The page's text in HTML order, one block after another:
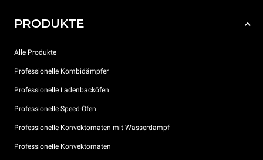
PRODUKTE
Alle Produkte
Professionelle Kombidämpfer
Professionelle Ladenbacköfen
Professionelle Speed-Öfen
Professionelle Konvektomaten mit Wasserdampf
Professionelle Konvektomaten